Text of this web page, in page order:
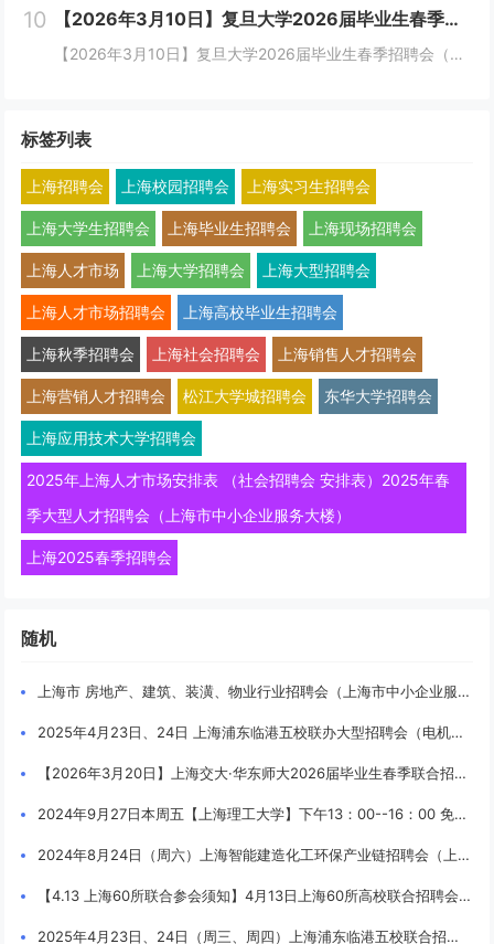
10 【2026年3月10日】复旦大学2026届毕业生春季招聘会（新工科专场）
【2026年3月10日】复旦大学2026届毕业生春季招聘会（新工科专场）邀请函尊敬的用人单位：为做好毕业生就业工作，促进我校毕业生充分高质量就业，并满足用人单位的招聘需求，我校定于2026年3月10日、2026年3月20日下午在复旦大学举办...
标签列表
上海招聘会 上海校园招聘会 上海实习生招聘会
上海大学生招聘会 上海毕业生招聘会 上海现场招聘会
上海人才市场 上海大学招聘会 上海大型招聘会
上海人才市场招聘会 上海高校毕业生招聘会
上海秋季招聘会 上海社会招聘会 上海销售人才招聘会
上海营销人才招聘会 松江大学城招聘会 东华大学招聘会
上海应用技术大学招聘会
2025年上海人才市场安排表 （社会招聘会 安排表）2025年春
季大型人才招聘会（上海市中小企业服务大楼）
上海2025春季招聘会
随机
上海市 房地产、建筑、装潢、物业行业招聘会（上海市中小企业服务大楼）（上海7月招聘会 、上海8月招聘会）2025年7月12日（周六）、2025年7月26日（周六）
2025年4月23日、24日 上海浦东临港五校联办大型招聘会（电机、海事、海洋、电力、建桥）（2025届就业 + 2026届实习）校园招聘会
【2026年3月20日】上海交大·华东师大2026届毕业生春季联合招聘会 企业邀请函
2024年9月27日本周五【上海理工大学】下午13：00--16：00 免费入校找工作 全部企业名录
2024年8月24日（周六）上海智能建造化工环保产业链招聘会（上海市中小企业服务大楼）
【4.13 上海60所联合参会须知】4月13日上海60所高校联合招聘会 公司展位号：
2025年4月23日、24日（周三、周四）上海浦东临港五校联合招聘会 已报名企业名录！【水华路500号（3号门）】